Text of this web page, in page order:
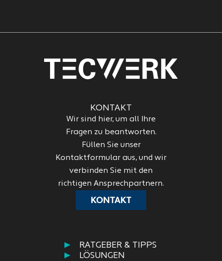
RATGEBER & TIPPS
LÖSUNGEN
KONTAKT
Wir sind hier, um all Ihre
Fragen zu beantworten.
Füllen Sie unser
Kontaktformular aus, und wir
verbinden Sie mit den
richtigen Ansprechpartnern.
KONTAKT